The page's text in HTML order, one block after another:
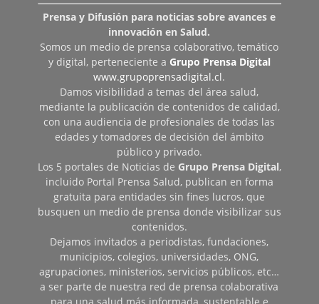
Prensa y Difusión para noticias sobre avances e
innovación en Salud.
Somos un medio de prensa colaborativo, temático
y digital, perteneciente a Grupo Prensa Digital
www.grupoprensadigital.cl.
Damos visibilidad a temas del área salud,
mediante la publicación de contenidos de calidad,
con una audiencia de profesionales de todas las
edades y tomadores de decisión del ámbito
público y privado.
Los 5 portales de Noticias de Grupo Prensa Digital,
incluido Portal Prensa Salud, publican en forma
gratuita para entidades sin fines lucros, que
busquen un medio de prensa donde visibilizar sus
contenidos.
Dejamos invitados a periodistas, fundaciones,
municipios, colegios, universidades, ONG,
agrupaciones, ministerios, servicios públicos, etc…
a ser parte de nuestra red de prensa colaborativa